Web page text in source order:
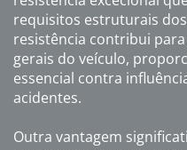
requisitos estruturais
resistência contribui
gerais do veículo,
essencial contra
acidentes.
Outra vantagem